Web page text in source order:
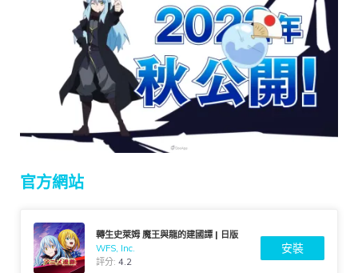
官方網站
轉生史萊姆 魔王與龍的建國譚 | 日版
WFS, Inc.
評分:4.2
安裝